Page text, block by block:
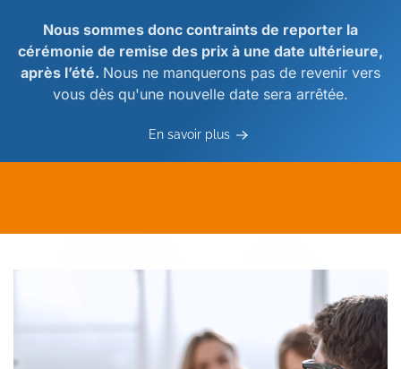
Nous sommes donc contraints de reporter la
cérémonie de remise des prix à une date ultérieure,
après l’été. Nous ne manquerons pas de revenir vers
vous dès qu'une nouvelle date sera arrêtée.
En savoir plus